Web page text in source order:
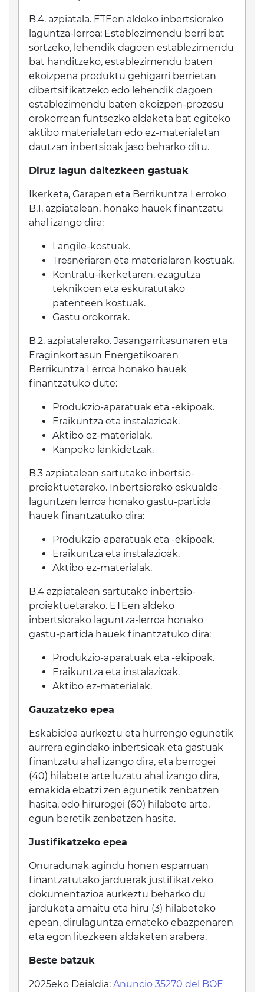
B.4. azpiatala. ETEen aldeko inbertsiorako
laguntza-lerroa: Establezimendu berri bat
sortzeko, lehendik dagoen establezimendu
bat handitzeko, establezimendu baten
ekoizpena produktu gehigarri berrietan
dibertsifikatzeko edo lehendik dagoen
establezimendu baten ekoizpen-prozesu
orokorrean funtsezko aldaketa bat egiteko
aktibo materialetan edo ez-materialetan
dautzan inbertsioak jaso beharko ditu.
Diruz lagun daitezkeen gastuak
Ikerketa, Garapen eta Berrikuntza Lerroko
B.1. azpiatalean, honako hauek finantzatu
ahal izango dira:
Langile-kostuak.
Tresneriaren eta materialaren kostuak.
Kontratu-ikerketaren, ezagutza
teknikoen eta eskuratutako
patenteen kostuak.
Gastu orokorrak.
B.2. azpiatalerako. Jasangarritasunaren eta
Eraginkortasun Energetikoaren
Berrikuntza Lerroa honako hauek
finantzatuko dute:
Produkzio-aparatuak eta -ekipoak.
Eraikuntza eta instalazioak.
Aktibo ez-materialak.
Kanpoko lankidetzak.
B.3 azpiatalean sartutako inbertsio-
proiektuetarako. Inbertsiorako eskualde-
laguntzen lerroa honako gastu-partida
hauek finantzatuko dira:
Produkzio-aparatuak eta -ekipoak.
Eraikuntza eta instalazioak.
Aktibo ez-materialak.
B.4 azpiatalean sartutako inbertsio-
proiektuetarako. ETEen aldeko
inbertsiorako laguntza-lerroa honako
gastu-partida hauek finantzatuko dira:
Produkzio-aparatuak eta -ekipoak.
Eraikuntza eta instalazioak.
Aktibo ez-materialak.
Gauzatzeko epea
Eskabidea aurkeztu eta hurrengo egunetik
aurrera egindako inbertsioak eta gastuak
finantzatu ahal izango dira, eta berrogei
(40) hilabete arte luzatu ahal izango dira,
emakida ebatzi zen egunetik zenbatzen
hasita, edo hirurogei (60) hilabete arte,
egun beretik zenbatzen hasita.
Justifikatzeko epea
Onuradunak agindu honen esparruan
finantzatutako jarduerak justifikatzeko
dokumentazioa aurkeztu beharko du
jarduketa amaitu eta hiru (3) hilabeteko
epean, dirulaguntza emateko ebazpenaren
eta egon litezkeen aldaketen arabera.
Beste batzuk
2025eko Deialdia: Anuncio 35270 del BOE